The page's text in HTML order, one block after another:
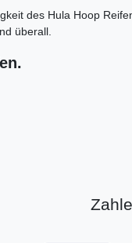
des Hula Hoop
überall.